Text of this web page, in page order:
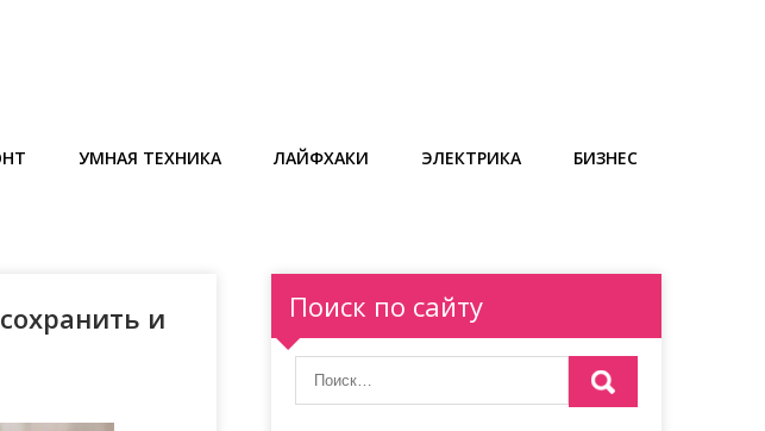
УМНАЯ ТЕХНИКА ЛАЙФХАКИ ЭЛЕКТРИКА БИЗНЕС
и
Поиск по сайту